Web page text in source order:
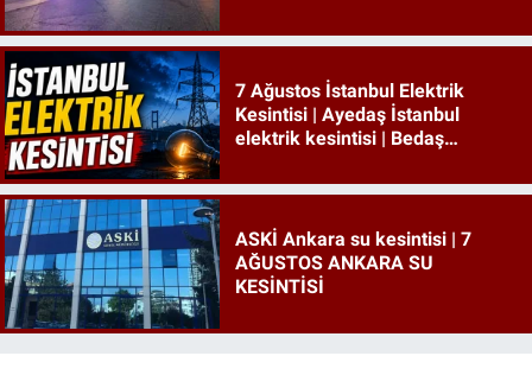
7 Ağustos İstanbul Elektrik
Kesintisi | Ayedaş İstanbul
elektrik kesintisi | Bedaş
ASKİ Ankara su kesintisi | 7
AĞUSTOS ANKARA SU
KESİNTİSİ